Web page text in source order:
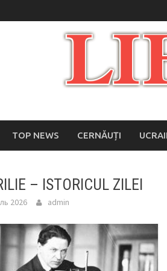
TOP NEWS CERNĂUȚI
– ISTORICUL ZILEI
2026 admin